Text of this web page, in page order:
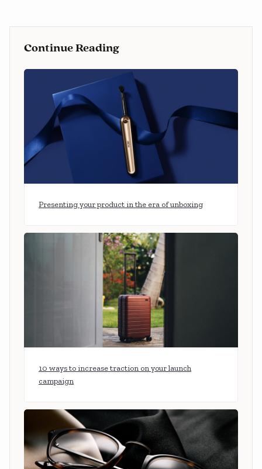
Continue Reading
Presenting your product in the era of unboxing
10 ways to increase traction on your launch
campaign